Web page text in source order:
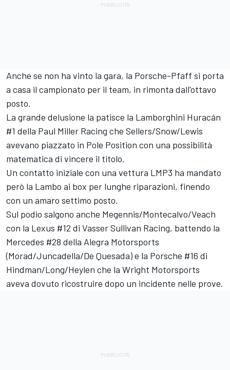
Anche se non ha vinto la gara, la Porsche-Pfaff si porta
a casa il campionato per il team, in rimonta dall'ottavo
posto.
La grande delusione la patisce la Lamborghini Huracán
#1 della Paul Miller Racing che Sellers/Snow/Lewis
avevano piazzato in Pole Position con una possibilità
matematica di vincere il titolo.
Un contatto iniziale con una vettura LMP3 ha mandato
però la Lambo ai box per lunghe riparazioni, finendo
con un amaro settimo posto.
Sul podio salgono anche Megennis/Montecalvo/Veach
con la Lexus #12 di Vasser Sullivan Racing, battendo la
Mercedes #28 della Alegra Motorsports
(Morad/Juncadella/De Quesada) e la Porsche #16 di
Hindman/Long/Heylen che la Wright Motorsports
aveva dovuto ricostruire dopo un incidente nelle prove.